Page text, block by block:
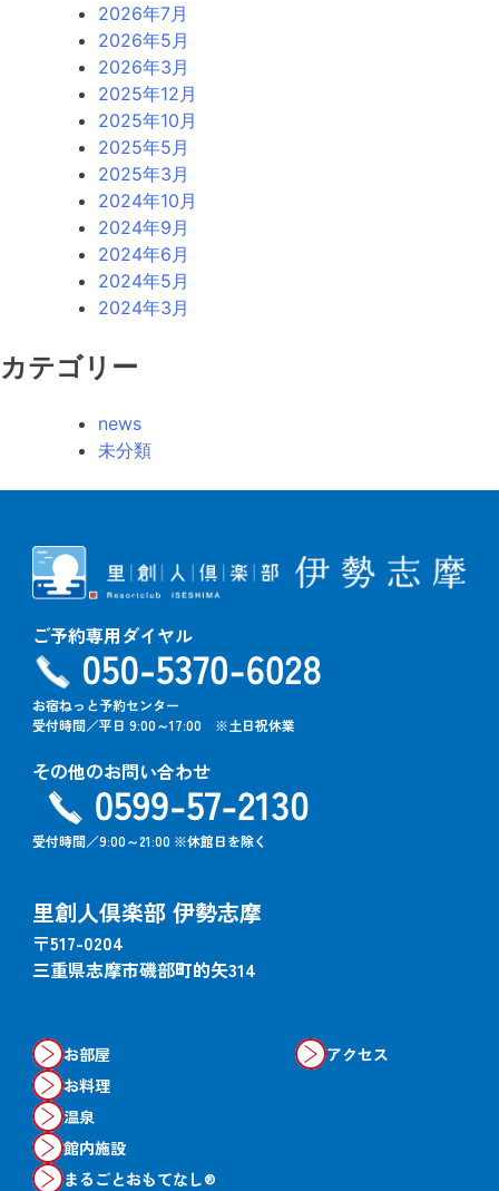
2026年7月
2026年5月
2026年3月
2025年12月
2025年10月
2025年5月
2025年3月
2024年10月
2024年9月
2024年6月
2024年5月
2024年3月
カテゴリー
news
未分類
ご予約専用ダイヤル
お宿ねっと予約センター
受付時間／平日 9:00～17:00 ※土日祝休業
その他のお問い合わせ
受付時間／9:00～21:00 ※休館日を除く
里創人倶楽部 伊勢志摩
〒517-0204
三重県志摩市磯部町的矢314
お部屋
お料理
温泉
館内施設
まるごとおもてなし®
アクセス